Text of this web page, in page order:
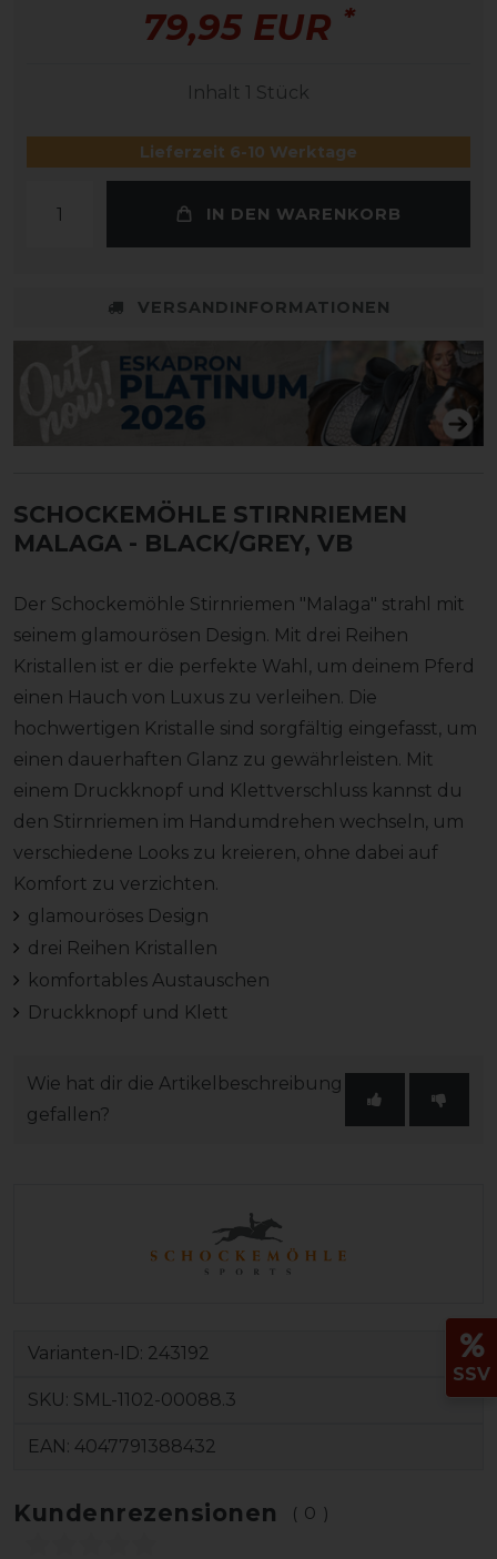
79,95 EUR *
Inhalt 1 Stück
Lieferzeit 6-10 Werktage
IN DEN WARENKORB
VERSANDINFORMATIONEN
SCHOCKEMÖHLE STIRNRIEMEN
MALAGA - BLACK/GREY, VB
Der Schockemöhle Stirnriemen "Malaga" strahl mit
seinem glamourösen Design. Mit drei Reihen
Kristallen ist er die perfekte Wahl, um deinem Pferd
einen Hauch von Luxus zu verleihen. Die
hochwertigen Kristalle sind sorgfältig eingefasst, um
einen dauerhaften Glanz zu gewährleisten. Mit
einem Druckknopf und Klettverschluss kannst du
den Stirnriemen im Handumdrehen wechseln, um
verschiedene Looks zu kreieren, ohne dabei auf
Komfort zu verzichten.
glamouröses Design
drei Reihen Kristallen
komfortables Austauschen
Druckknopf und Klett
Wie hat dir die Artikelbeschreibung
gefallen?
Varianten-ID: 243192
SKU: SML-1102-00088.3
EAN: 4047791388432
Kundenrezensionen (0)
SSV